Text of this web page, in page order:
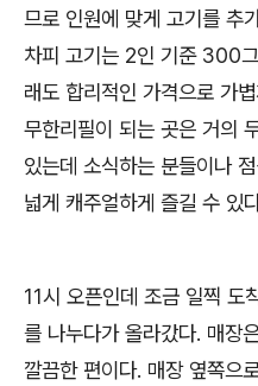
므로 인원에 맞게 고기를 추
차피 고기는 2인 기준 300
래도 합리적인 가격으로 가
무한리필이 되는 곳은 거의
있는데 소식하는 분들이나
넓게 캐주얼하게 즐길 수 있
11시 오픈인데 조금 일찍 도
를 나누다가 올라갔다. 매장
깔끔한 편이다. 매장 옆쪽으